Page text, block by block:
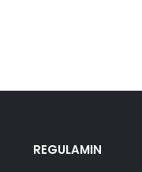
REGULAMIN